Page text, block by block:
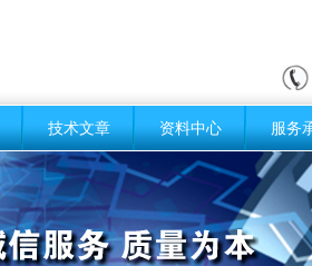
技术文章 资料中心 服务